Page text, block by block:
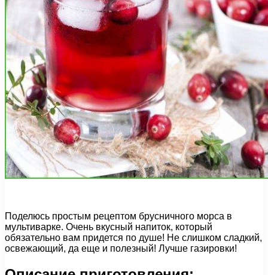
Поделюсь простым рецептом брусничного морса в
мультиварке. Очень вкусный напиток, который
обязательно вам придется по душе! Не слишком сладкий,
освежающий, да еще и полезный! Лучше газировки!